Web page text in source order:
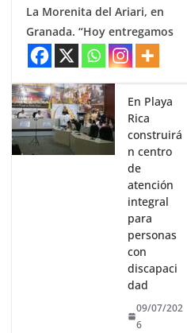
La Morenita del Ariari, en
Granada. “Hoy entregamos
En Playa
Rica
construirá
n centro
de
atención
integral
para
personas
con
discapaci
dad
09/07/202
6